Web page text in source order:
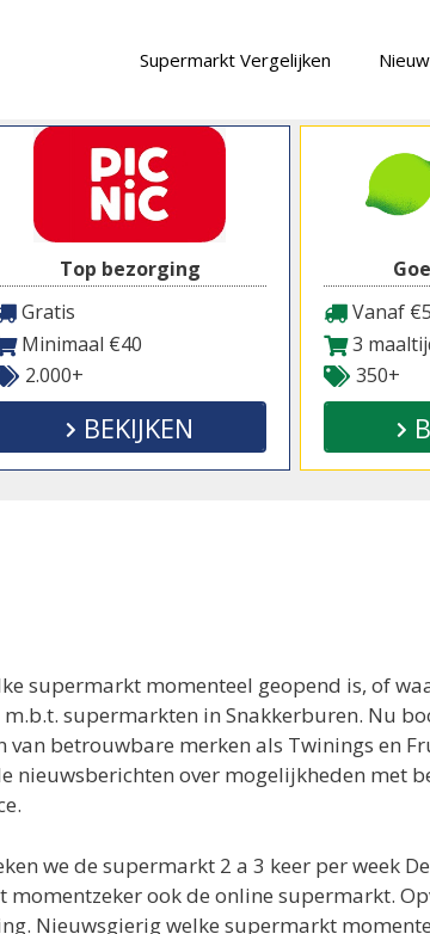
Supermarkt Vergelijken
Top bezorging
Gratis
Minimaal €40
2.000+
BEKIJKEN
Vanaf
3
350+
supermarkt momenteel geopend is, of
supermarkten in Snakkerburen. Nu
betrouwbare merken als Twinings en
nieuwsberichten over mogelijkheden met
we de supermarkt 2 a 3 keer per week
ook de online supermarkt.
Nieuwsgierig welke supermarkt